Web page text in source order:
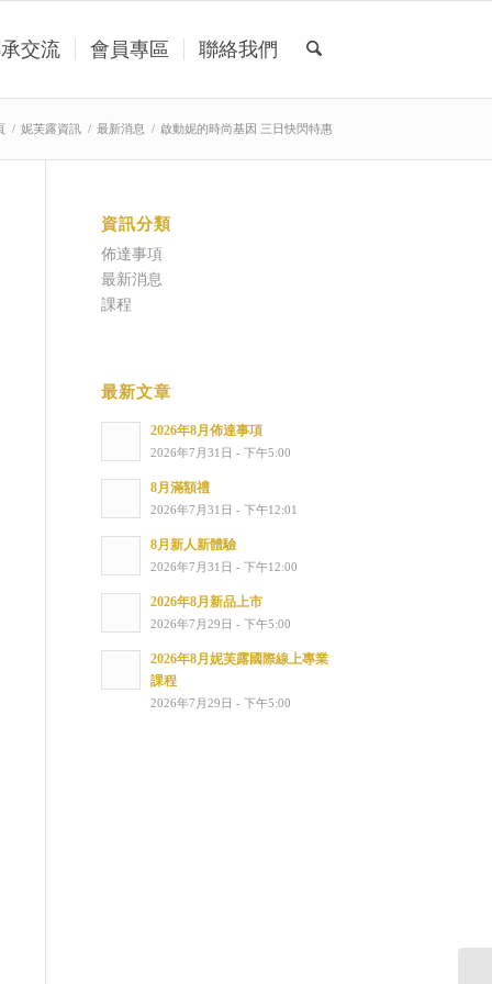
交流 會員專區 聯絡我們
/ 妮芙露資訊 / 最新消息 / 啟動妮的時尚基因 三日快閃特惠
資訊分類
佈達事項
最新消息
課程
最新文章
2026年8月佈達事項
2026年7月31日 - 下午5:00
8月滿額禮
2026年7月31日 - 下午12:01
8月新人新體驗
2026年7月31日 - 下午12:00
2026年8月新品上市
2026年7月29日 - 下午5:00
2026年8月妮芙露國際線上專業
課程
2026年7月29日 - 下午5:00